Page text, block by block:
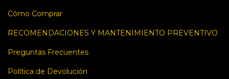
Cómo Comprar
RECOMENDACIONES Y MANTENIMIENTO PREVENTIVO
Preguntas Frecuentes
Política de Devolución